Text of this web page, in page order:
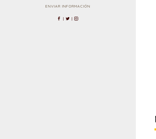
ENVIAR INFORMACIÓN
| |